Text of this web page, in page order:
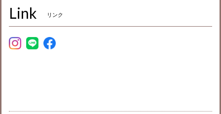
Link リンク